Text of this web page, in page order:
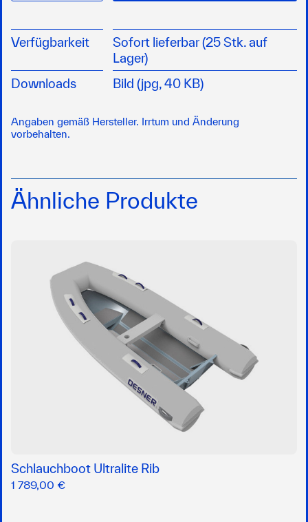
Verfügbarkeit
Sofort lieferbar (25 Stk. auf
Lager)
Downloads
Bild (jpg, 40 KB)
Angaben gemäß Hersteller. Irrtum und Änderung
vorbehalten.
Ähnliche Produkte
Schlauchboot Ultralite Rib
1 789,00 €